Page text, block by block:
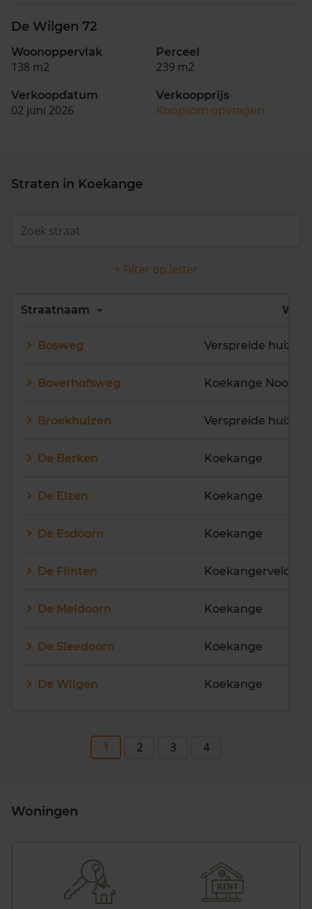
De Wilgen 72
Woonoppervlak
138 m2
Perceel
239 m2
Verkoopdatum
02 juni 2026
Verkoopprijs
Koopsom opvragen
Straten in Koekange
+ Filter op letter
Alles
L
Q
R U
V
Straatnaam Wijk
Bosweg Verspreide huizen
Boverhofsweg
Broekhuizen Verspreide huizen
De Berken Koekange
De Elzen Koekange
De Esdoorn Koekange
De Flinten Koekangerveld
De Meidoorn Koekange
De Sleedoorn Koekange
De Wilgen Koekange
1 2 3 4
Woningen